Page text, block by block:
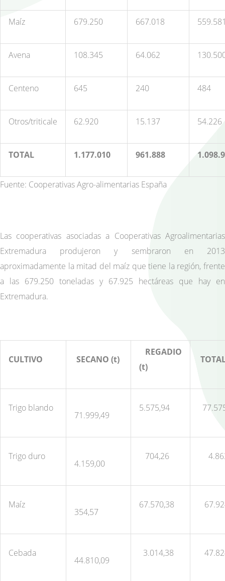
Maíz 679.250 667.018
Avena 108.345 64.062
Centeno 645 240 484
Otros/triticale 62.920 15.137 54.226
TOTAL 1.177.010 961.888
Fuente: Cooperativas Agro-alimentarias España
Las cooperativas asociadas a Cooperativas Agroalimentarias
Extremadura produjeron y sembraron en 2013
aproximadamente la mitad del maíz que tiene la región, frente
a las 679.250 toneladas y 67.925 hectáreas que hay en
Extremadura.
CULTIVO SECANO (t)
REGADIO
(t)
Trigo blando
71.999,49
5.575,94
Trigo duro
4.159,00
704,26
Maíz
354,57
67.570,38
Cebada
44.810,09
3.014,38